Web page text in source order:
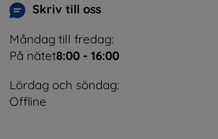
Skriv till oss
Måndag till fredag:
På nätet8:00 - 16:00
Lördag och söndag:
Offline